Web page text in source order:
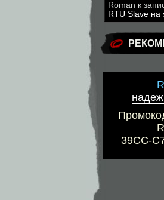
Roman к
RTU Slave на
39CC-